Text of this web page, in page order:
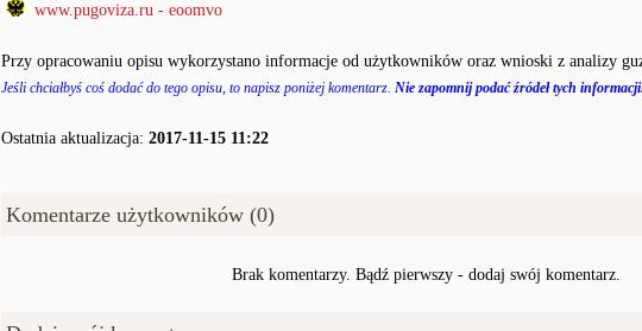
www.pugoviza.ru - eoomvo
Przy opracowaniu opisu wykorzystano informacje od użytkowników oraz wnioski z analizy
Jeśli chciałbyś coś dodać do tego opisu, to napisz poniżej komentarz. Nie zapomnij podać źródeł tych informacji.
Ostatnia aktualizacja: 2017-11-15 11:22
Komentarze użytkowników (0)
Brak komentarzy. Bądź pierwszy - dodaj swój komentarz.